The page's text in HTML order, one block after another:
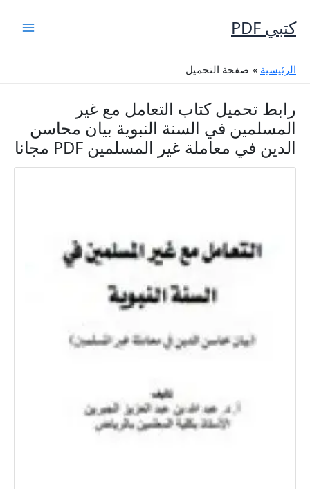
إلى
المحتوى
كتبي PDF
الرئيسية صفحة التحميل
رابط تحميل كتاب التعامل مع غير
المسلمين في السنة النبوية بيان محاسن
الدين في معاملة غير المسلمين PDF مجانا